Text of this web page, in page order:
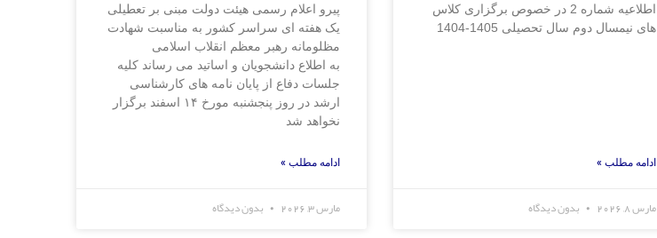
اطلاعیه شماره 2 در خصوص برگزاری کلاس
های نیمسال دوم سال تحصیلی 1405-1404
ادامه مطلب »
مارس 8, 2026 بدون دیدگاه
پیرو اعلام رسمی هیئت دولت مبنی بر تعطیلی
یک هفته ای سراسر کشور به مناسبت شهادت
مظلومانه رهبر معظم انقلاب اسلامی
به اطلاع دانشجویان و اساتید می رساند کلیه
جلسات دفاع از پایان نامه های کارشناسی
ارشد در روز پنجشنبه مورخ ۱۴ اسفند برگزار
نخواهد شد
ادامه مطلب »
مارس 3, 2026 بدون دیدگاه